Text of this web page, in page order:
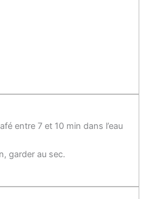
entre 7 et 10 min dans l’eau
garder au sec.